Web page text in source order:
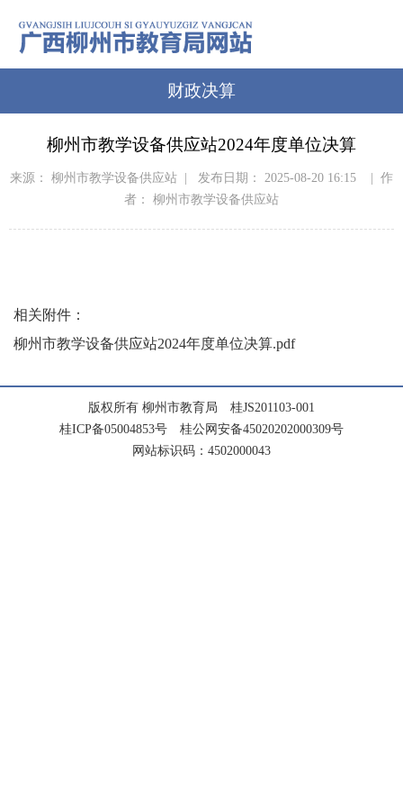
财政决算
柳州市教学设备供应站2024年度单位决算
来源： 柳州市教学设备供应站 | 发布日期： 2025-08-20 16:15 | 作
者： 柳州市教学设备供应站
相关附件：
柳州市教学设备供应站2024年度单位决算.pdf
版权所有 柳州市教育局 桂JS201103-001
桂ICP备05004853号 桂公网安备45020202000309号
网站标识码：4502000043